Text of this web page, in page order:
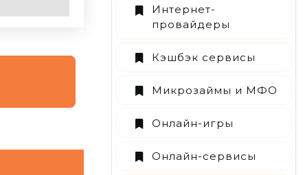
Интернет-
провайдеры
Кэшбэк сервисы
Микрозаймы и МФО
Онлайн-игры
Онлайн-сервисы